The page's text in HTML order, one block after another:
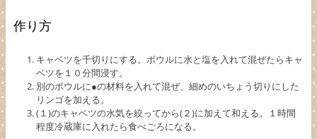
作り方
キャベツを千切りにする。ボウルに水と塩を入れて混ぜたらキャ
ベツを１０分間浸す。
別のボウルに●の材料を入れて混ぜ、細めのいちょう切りにした
リンゴを加える。
(１)のキャベツの水気を絞ってから(２)に加えて和える。１時間
程度冷蔵庫に入れたら食べごろになる。